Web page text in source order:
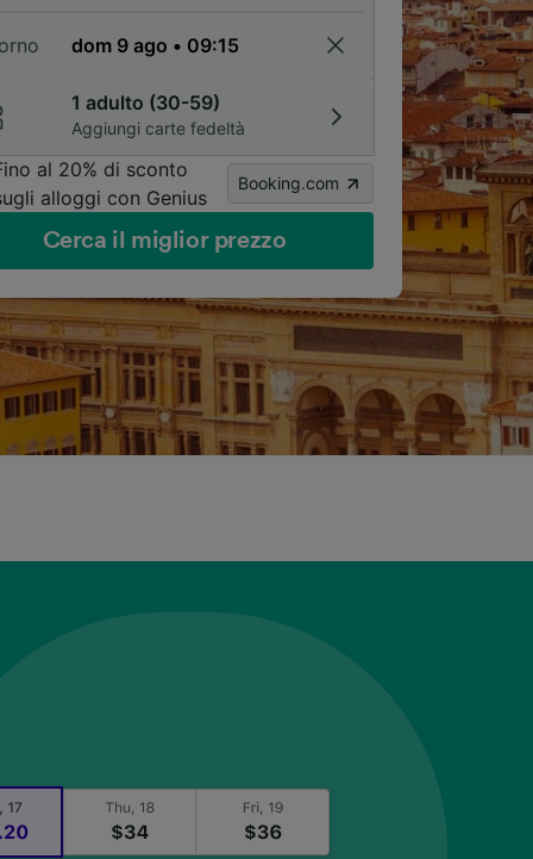
1 adulto (30-59)
Aggiungi carte fedeltà
al 20% di sconto
alloggi con Genius
Booking.com
Cerca il miglior prezzo